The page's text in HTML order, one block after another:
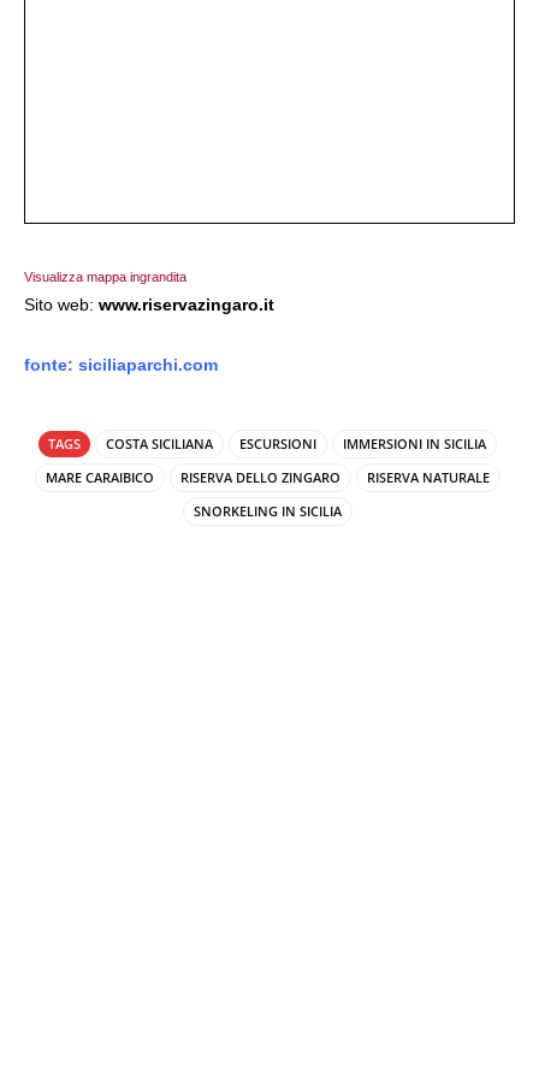
Visualizza mappa ingrandita
Sito web: www.riservazingaro.it
fonte: siciliaparchi.com
TAGS COSTA SICILIANA ESCURSIONI
IMMERSIONI IN SICILIA
MARE CARAIBICO
RISERVA DELLO ZINGARO
RISERVA NATURALE
SNORKELING IN SICILIA